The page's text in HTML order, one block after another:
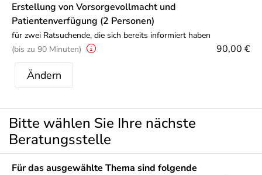
Erstellung von Vorsorgevollmacht und
Patientenverfügung (2 Personen)
für zwei Ratsuchende, die sich bereits informiert haben
(bis zu 90 Minuten)
90,00 €
Ändern
Bitte wählen Sie Ihre nächste
Beratungsstelle
Für das ausgewählte Thema sind folgende